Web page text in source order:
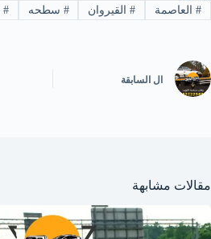
#العاصمة #القيروان # سطحه #
ال السابقة
مقالات مشابهة